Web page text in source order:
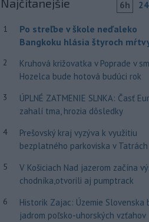
Najčítanejšie 6h
1
Po streľbe v škole neďaleko
Bangkoku hlásia štyroch
2
Kruhová križovatka v Poprade v
Hozelca bude hotová budúci rok
3
ÚPLNÉ ZATMENIE SLNKA: Časť
zahalí tma, hrozia dôsledky
4
Prešovský kraj vyzýva k využitiu
bezplatného parkoviska v Tatrách
5
V Košiciach Nad jazerom začína
chodníka,otvorili aj pumptrack
6
Historik Zajac: Územie Slovenska
jadrom poľsko-uhorských vzťahov